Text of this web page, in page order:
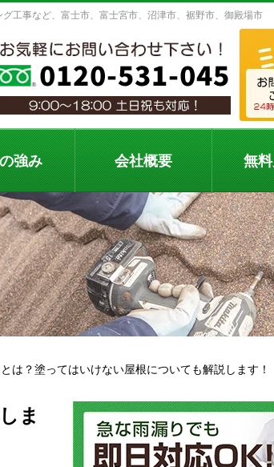
工事など、富士市、富士宮市、沼津市、裾野市、御殿場市
強み 会社概要 無
は？塗ってはいけない屋根についても解説します！
ま